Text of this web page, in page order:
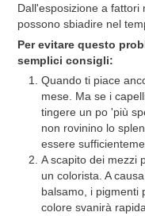
Dall'esposizione a fattori
possono sbiadire nel
Per evitare questo
semplici consigli:
Quando ti piace
mese. Ma se i
tingere un po 'più
non rovinino lo
essere
A scapito dei mezzi
un colorista. A
balsamo, i pigmenti
colore svanirà